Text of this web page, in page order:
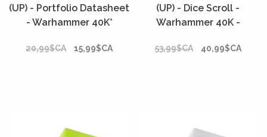
(UP) - Portfolio Datasheet
- Warhammer 40K*
20,99$CA 15,99$CA
(UP) - Dice Scroll -
Warhammer 40K -
53,99$CA 40,99$CA